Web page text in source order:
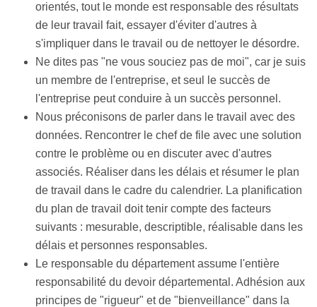
orientés, tout le monde est responsable des résultats
de leur travail fait, essayer d'éviter d'autres à
s'impliquer dans le travail ou de nettoyer le désordre.
Ne dites pas "ne vous souciez pas de moi", car je suis
un membre de l'entreprise, et seul le succès de
l'entreprise peut conduire à un succès personnel.
Nous préconisons de parler dans le travail avec des
données. Rencontrer le chef de file avec une solution
contre le problème ou en discuter avec d'autres
associés. Réaliser dans les délais et résumer le plan
de travail dans le cadre du calendrier. La planification
du plan de travail doit tenir compte des facteurs
suivants : mesurable, descriptible, réalisable dans les
délais et personnes responsables.
Le responsable du département assume l'entière
responsabilité du devoir départemental. Adhésion aux
principes de "rigueur" et de "bienveillance" dans la